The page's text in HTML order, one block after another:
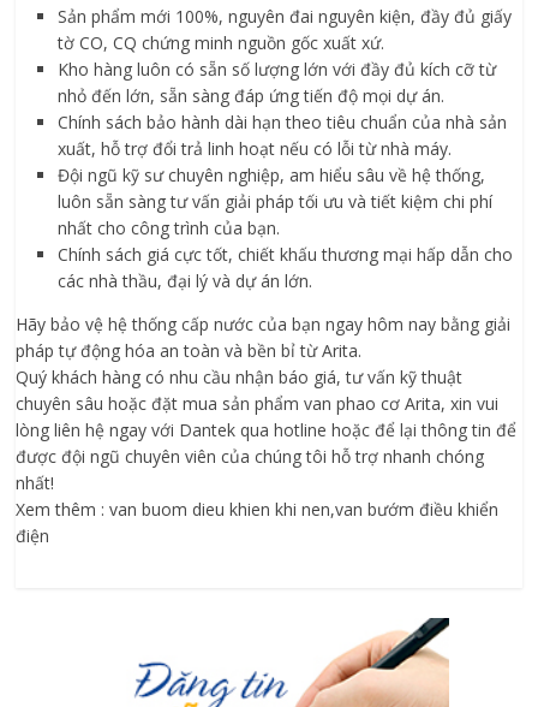
Sản phẩm mới 100%, nguyên đai nguyên kiện, đầy đủ giấy
tờ CO, CQ chứng minh nguồn gốc xuất xứ.
Kho hàng luôn có sẵn số lượng lớn với đầy đủ kích cỡ từ
nhỏ đến lớn, sẵn sàng đáp ứng tiến độ mọi dự án.
Chính sách bảo hành dài hạn theo tiêu chuẩn của nhà sản
xuất, hỗ trợ đổi trả linh hoạt nếu có lỗi từ nhà máy.
Đội ngũ kỹ sư chuyên nghiệp, am hiểu sâu về hệ thống,
luôn sẵn sàng tư vấn giải pháp tối ưu và tiết kiệm chi phí
nhất cho công trình của bạn.
Chính sách giá cực tốt, chiết khấu thương mại hấp dẫn cho
các nhà thầu, đại lý và dự án lớn.
Hãy bảo vệ hệ thống cấp nước của bạn ngay hôm nay bằng giải
pháp tự động hóa an toàn và bền bỉ từ Arita.
Quý khách hàng có nhu cầu nhận báo giá, tư vấn kỹ thuật
chuyên sâu hoặc đặt mua sản phẩm van phao cơ Arita, xin vui
lòng liên hệ ngay với Dantek qua hotline hoặc để lại thông tin để
được đội ngũ chuyên viên của chúng tôi hỗ trợ nhanh chóng
nhất!
Xem thêm : van buom dieu khien khi nen,van bướm điều khiển
điện